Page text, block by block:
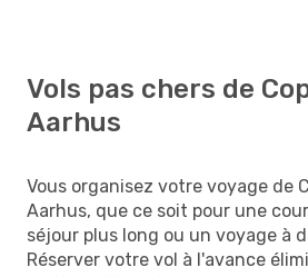
Vols pas chers de
Aarhus
Vous organisez votre voyage de
Aarhus, que ce soit pour une
séjour plus long ou un voyage à
Réserver votre vol à l'avance